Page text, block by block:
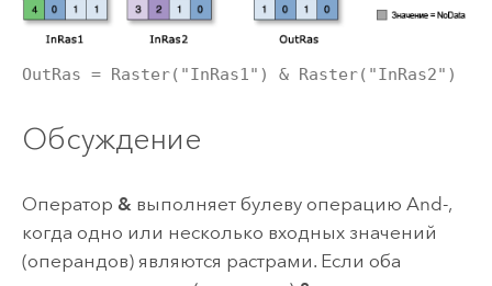
OutRas = Raster("InRas1") & Raster("InRas2")
Обсуждение
Оператор & выполняет булеву операцию And-,
когда одно или несколько входных значений
(операндов) являются растрами. Если оба